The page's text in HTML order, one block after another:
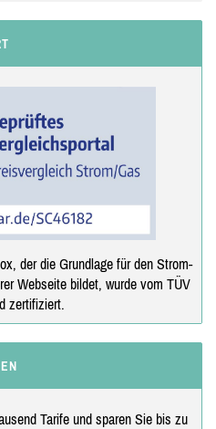
der die Grundlage für den Strom-
Webseite bildet, wurde vom TÜV
zertifiziert.
Tarife und sparen Sie bis zu